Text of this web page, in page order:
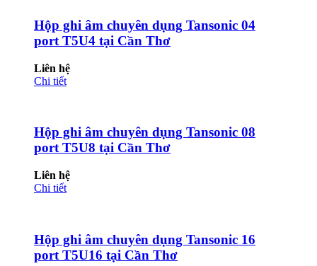
Hộp ghi âm chuyên dụng Tansonic 04
port T5U4 tại Cần Thơ
Liên hệ
Chi tiết
Hộp ghi âm chuyên dụng Tansonic 08
port T5U8 tại Cần Thơ
Liên hệ
Chi tiết
Hộp ghi âm chuyên dụng Tansonic 16
port T5U16 tại Cần Thơ